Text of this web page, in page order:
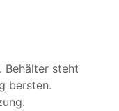
Behälter steht
bersten.